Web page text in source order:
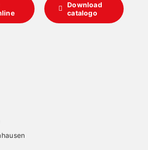
Download
catalogo